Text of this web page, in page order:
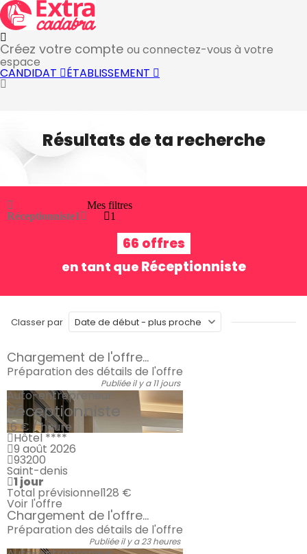
Créez votre compte ou connectez-vous à votre
espace
CANDIDAT ÉTABLISSEMENT
Résultats de ta recherche
Réceptionniste1
Mes filtres
1
66 offres
en tant que Réceptionniste
Classer par
Chargement de l'offre...
Préparation des détails de l'offre
Publiée il y a 11 jours
Auto-entrepreneur
Réceptionniste
16 € / heure
Hôtel ****
9 août 2026
93200
Saint-denis
1 jour
Total prévisionnel128 €
Voir l'offre
Chargement de l'offre...
Préparation des détails de l'offre
Publiée il y a 23 heures